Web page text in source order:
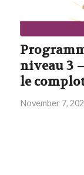
niveau 3
le
November 7,